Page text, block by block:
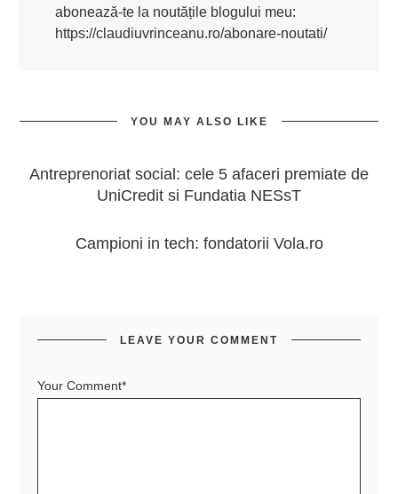
abonează-te la noutățile blogului meu:
https://claudiuvrinceanu.ro/abonare-noutati/
YOU MAY ALSO LIKE
Antreprenoriat social: cele 5 afaceri premiate de
UniCredit si Fundatia NESsT
Campioni in tech: fondatorii Vola.ro
LEAVE YOUR COMMENT
Your Comment*